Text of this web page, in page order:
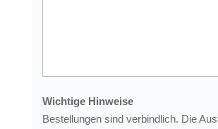
Wichtige Hinweise
Bestellungen sind verbindlich. Die